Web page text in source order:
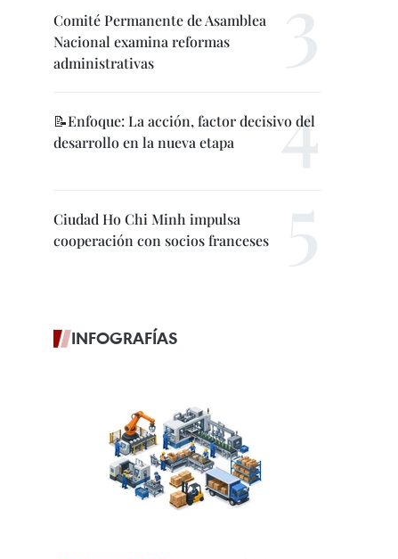
Comité Permanente de Asamblea
Nacional examina reformas
administrativas
📝Enfoque: La acción, factor decisivo del
desarrollo en la nueva etapa
Ciudad Ho Chi Minh impulsa
cooperación con socios franceses
INFOGRAFÍAS